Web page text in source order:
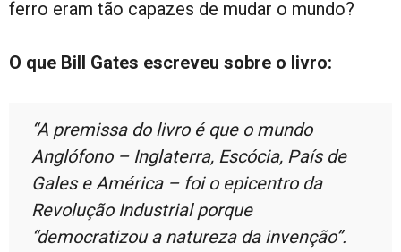
ferro eram tão capazes de mudar o mundo?
O que Bill Gates escreveu sobre o livro:
“A premissa do livro é que o mundo
Anglófono – Inglaterra, Escócia, País de
Gales e América – foi o epicentro da
Revolução Industrial porque
“democratizou a natureza da invenção”.